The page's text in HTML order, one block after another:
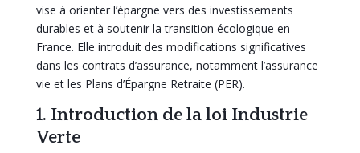
vise à orienter l’épargne vers des investissements
durables et à soutenir la transition écologique en
France. Elle introduit des modifications significatives
dans les contrats d’assurance, notamment l’assurance
vie et les Plans d’Épargne Retraite (PER).
1. Introduction de la loi Industrie
Verte